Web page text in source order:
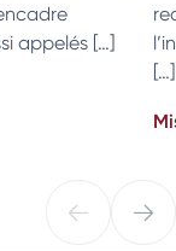
appelés […]
[…]